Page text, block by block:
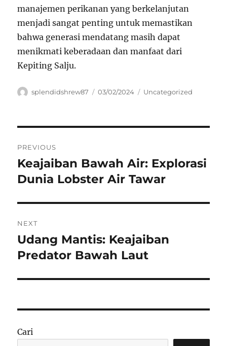
manajemen perikanan yang berkelanjutan
menjadi sangat penting untuk memastikan
bahwa generasi mendatang masih dapat
menikmati keberadaan dan manfaat dari
Kepiting Salju.
Author
splendidshrew87
Posted
03/02/2024 Categories
Uncategorized
pos
PREVIOUS
Previous
post:
Keajaiban Bawah Air: Explorasi
Dunia Lobster Air Tawar
NEXT
Next
post:
Udang Mantis: Keajaiban
Predator Bawah Laut
Cari